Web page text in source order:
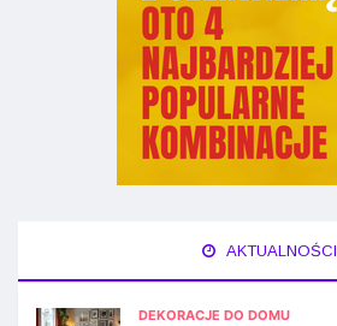
AKTUALNOŚCI
DEKORACJE DO DOMU